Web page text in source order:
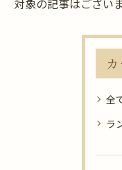
対象の記事はござい
全
ラ